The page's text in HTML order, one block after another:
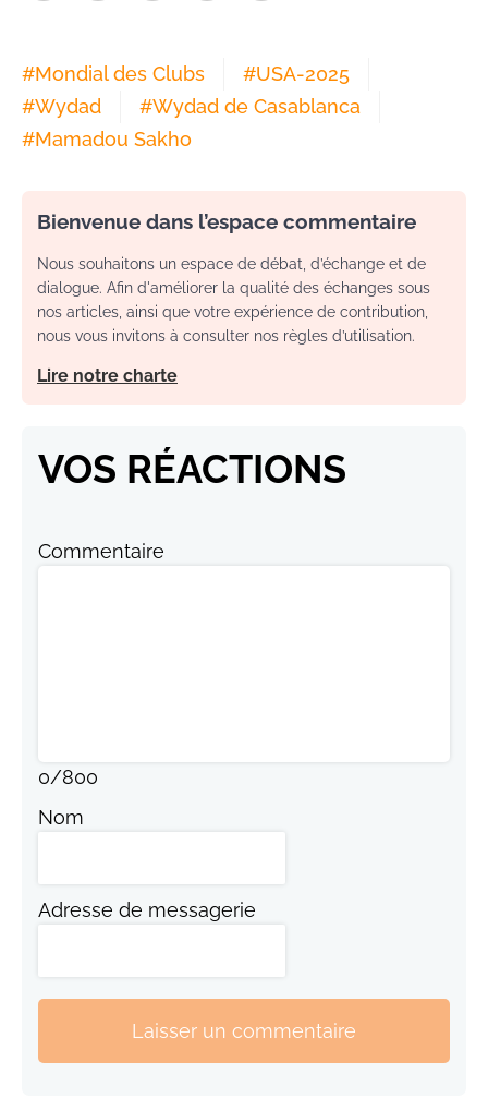
#Mondial des Clubs #USA-2025
#Wydad #Wydad de Casablanca
#Mamadou Sakho
Bienvenue dans l’espace commentaire
Nous souhaitons un espace de débat, d’échange et de
dialogue. Afin d'améliorer la qualité des échanges sous
nos articles, ainsi que votre expérience de contribution,
nous vous invitons à consulter nos règles d’utilisation.
Lire notre charte
VOS RÉACTIONS
Commentaire
0/800
Nom
Adresse de messagerie
Laisser un commentaire